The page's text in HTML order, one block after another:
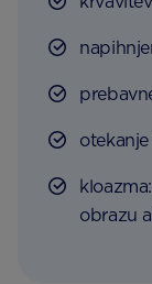
obrazu